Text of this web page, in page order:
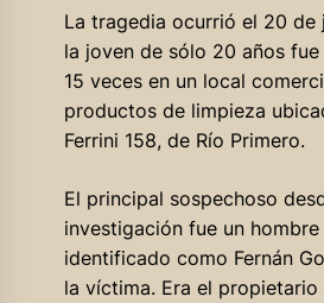
La tragedia ocurrió el 20 de
la joven de sólo 20 años
15 veces en un local
productos de limpieza
Ferrini 158, de Río Primero.
El principal sospechoso
investigación fue un
identificado como Fernán
la víctima. Era el